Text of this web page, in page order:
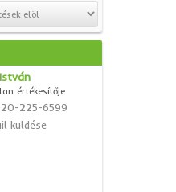
értékesítője
225-6599
küldése